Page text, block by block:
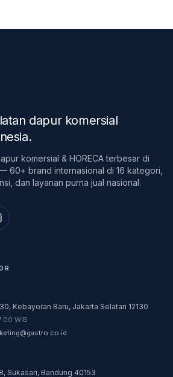
dapur komersial
.
komersial & HORECA terbesar di
60+ brand internasional di 16 kategori,
dan layanan purna jual nasional.
Kebayoran Baru, Jakarta Selatan 12130
WIB
Sukasari, Bandung 40153
Service
kebutuhan Anda.
membalas dalam beberapa menit.